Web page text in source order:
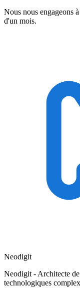
Nous nous engageons
d'un mois.
Neodigit
Neodigit - Architecte
technologiques